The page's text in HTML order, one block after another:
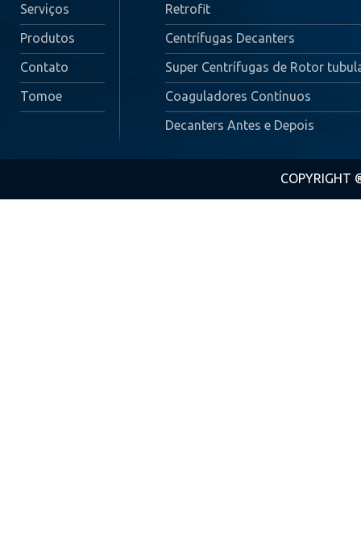
Serviços
Produtos
Contato
Tomoe
Retrofit
Centrífugas Decanters
Super Centrífugas de Rotor
Coaguladores Contínuos
Decanters Antes e Depois
COPYRIGHT